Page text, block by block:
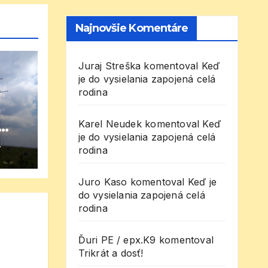
Najnovšie Komentáre
Juraj Streška komentoval Keď
je do vysielania zapojená celá
rodina
Karel Neudekkomentoval Keď
je do vysielania zapojená celá
rodina
Juro Kaso komentoval Keď je
do vysielania zapojená celá
rodina
Ďuri PE / epx.K9 komentoval
Trikrát a dosť!